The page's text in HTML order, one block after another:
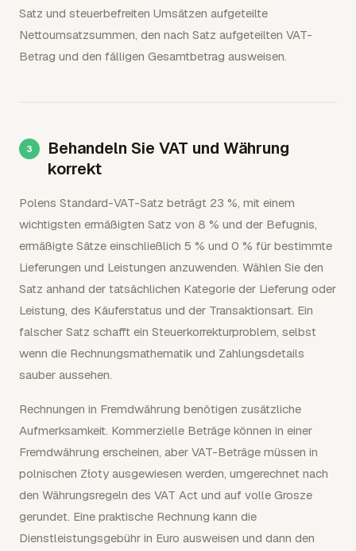
Satz und steuerbefreiten Umsätzen aufgeteilte
Nettoumsatzsummen, den nach Satz aufgeteilten VAT-
Betrag und den fälligen Gesamtbetrag ausweisen.
Behandeln Sie VAT und Währung
korrekt
Polens Standard-VAT-Satz beträgt 23 %, mit einem
wichtigsten ermäßigten Satz von 8 % und der Befugnis,
ermäßigte Sätze einschließlich 5 % und 0 % für bestimmte
Lieferungen und Leistungen anzuwenden. Wählen Sie den
Satz anhand der tatsächlichen Kategorie der Lieferung oder
Leistung, des Käuferstatus und der Transaktionsart. Ein
falscher Satz schafft ein Steuerkorrekturproblem, selbst
wenn die Rechnungsmathematik und Zahlungsdetails
sauber aussehen.
Rechnungen in Fremdwährung benötigen zusätzliche
Aufmerksamkeit. Kommerzielle Beträge können in einer
Fremdwährung erscheinen, aber VAT-Beträge müssen in
polnischen Złoty ausgewiesen werden, umgerechnet nach
den Währungsregeln des VAT Act und auf volle Grosze
gerundet. Eine praktische Rechnung kann die
Dienstleistungsgebühr in Euro ausweisen und dann den